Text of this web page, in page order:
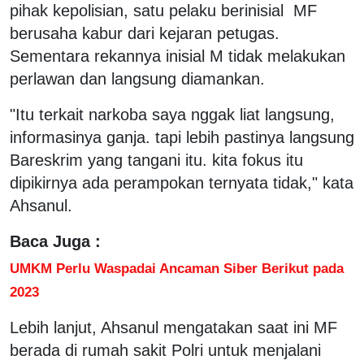
pihak kepolisian, satu pelaku berinisial MF
berusaha kabur dari kejaran petugas.
Sementara rekannya inisial M tidak melakukan
perlawan dan langsung diamankan.
"Itu terkait narkoba saya nggak liat langsung,
informasinya ganja. tapi lebih pastinya langsung
Bareskrim yang tangani itu. kita fokus itu
dipikirnya ada perampokan ternyata tidak," kata
Ahsanul.
Baca Juga :
UMKM Perlu Waspadai Ancaman Siber Berikut pada
2023
Lebih lanjut, Ahsanul mengatakan saat ini MF
berada di rumah sakit Polri untuk menjalani